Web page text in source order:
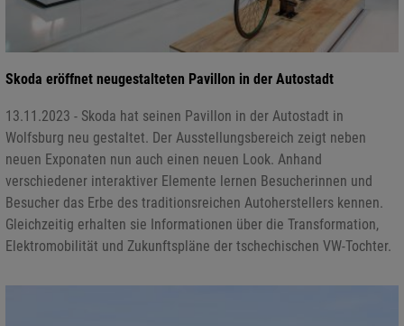
Skoda eröffnet neugestalteten Pavillon in der Autostadt
13.11.2023 - Skoda hat seinen Pavillon in der Autostadt in
Wolfsburg neu gestaltet. Der Ausstellungsbereich zeigt neben
neuen Exponaten nun auch einen neuen Look. Anhand
verschiedener interaktiver Elemente lernen Besucherinnen und
Besucher das Erbe des traditionsreichen Autoherstellers kennen.
Gleichzeitig erhalten sie Informationen über die Transformation,
Elektromobilität und Zukunftspläne der tschechischen VW-Tochter.